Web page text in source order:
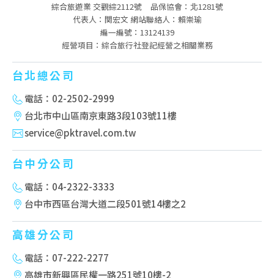
綜合旅遊業 交觀綜2112號
品保協會：北1281號
代表人：関宏文 網站聯絡人：賴崇瑜
編一編號：13124139
經營項目：綜合旅行社登記經營之相關業務
台北總公司
電話：02-2502-2999
台北市中山區南京東路3段103號11樓
service@pktravel.com.tw
台中分公司
電話：04-2322-3333
台中市西區台灣大道二段501號14樓之2
高雄分公司
電話：07-222-2277
高雄市新興區民權一路251號10樓-2